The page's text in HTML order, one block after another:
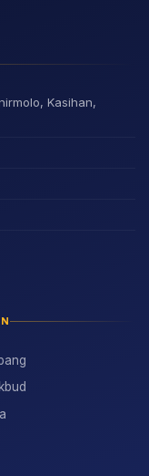
Kasihan,